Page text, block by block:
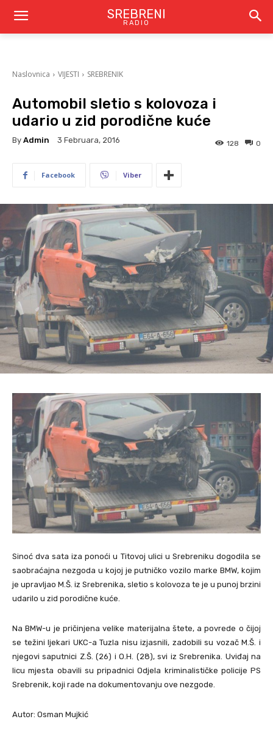
SREBRENI
RADIO
Naslovnica VIJESTI SREBRENIK
Automobil sletio s kolovoza i
udario u zid porodične kuće
By Admin 3 Februara, 2016 0
128
Facebook Viber
Sinoć dva sata iza ponoći u Titovoj ulici u Srebreniku dogodila se
saobraćajna nezgoda u kojoj je putničko vozilo marke BMW, kojim
je upravljao M.Š. iz Srebrenika, sletio s kolovoza te je u punoj brzini
udarilo u zid porodične kuće.
Na BMW-u je pričinjena velike materijalna štete, a povrede o čijoj
se težini ljekari UKC-a Tuzla nisu izjasnili, zadobili su vozač M.Š. i
njegovi saputnici Z.Š. (26) i O.H. (28), svi iz Srebrenika. Uviđaj na
licu mjesta obavili su pripadnici Odjela kriminalističke policije PS
Srebrenik, koji rade na dokumentovanju ove nezgode.
Autor: Osman Mujkić